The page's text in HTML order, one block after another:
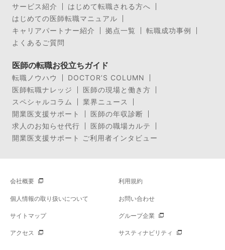
サービス紹介
はじめて転職される方へ
はじめての医師転職マニュアル
キャリアパートナー紹介
拠点一覧
転職成功事例
よくあるご質問
医師の転職お役立ちガイド
転職ノウハウ
DOCTOR’S COLUMN
医師転職ナレッジ
医師の現場と働き方
スペシャルコラム
業界ニュース
開業医支援サポート
医師の年収診断
求人のお知らせ代行
医師の職場カルテ
開業医支援サポート ご利用者インタビュー
会社概要 利用規約
個人情報の取り扱いについて お問い合わせ
サイトマップ グループ企業
アクセス サスティナビリティ